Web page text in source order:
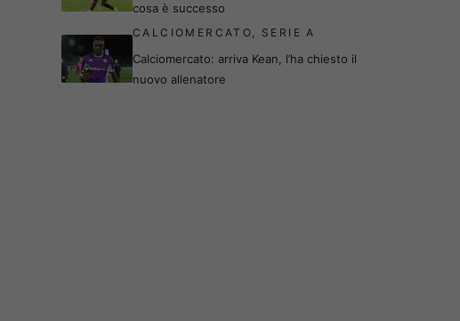
cosa è successo
CALCIOMERCATO, SERIE A
Calciomercato: arriva Kean, l’ha chiesto il
nuovo allenatore